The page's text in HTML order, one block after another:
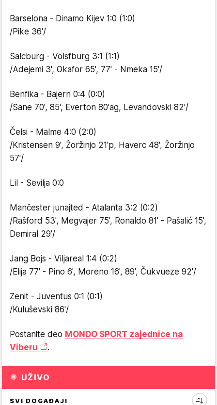
Barselona - Dinamo Kijev 1:0 (1:0)
/Pike 36'/
Salcburg - Volsfburg 3:1 (1:1)
/Adejemi 3', Okafor 65', 77' - Nmeka 15'/
Benfika - Bajern 0:4 (0:0)
/Sane 70', 85', Everton 80'ag, Levandovski 82'/
Čelsi - Malme 4:0 (2:0)
/Kristensen 9', Žoržinjo 21'p, Haverc 48', Žoržinjo
57'/
Lil - Sevilja 0:0
Mančester junajted - Atalanta 3:2 (0:2)
/Rašford 53', Megvajer 75', Ronaldo 81' - Pašalić 15',
Demiral 29'/
Jang Bojs - Viljareal 1:4 (0:2)
/Elija 77' - Pino 6', Moreno 16', 89', Čukvueze 92'/
Zenit - Juventus 0:1 (0:1)
/Kuluševski 86'/
Postanite deo MONDO SPORT zajednice na
Viberu
.
UŽIVO
SVI DOGAĐAJI